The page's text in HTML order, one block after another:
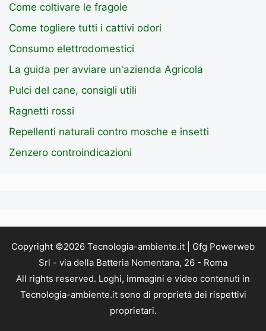
Come coltivare le fragole
Come togliere tutti i cattivi odori
Consumo elettrodomestici
La guida per avviare un'azienda Agricola
Pulci del cane, consigli utili
Ragnetti rossi
Repellenti naturali contro mosche e insetti
Zenzero controindicazioni
Copyright ©2026 Tecnologia-ambiente.it | Gfg Powerweb
Srl - via della Batteria Nomentana, 26 - Roma
All rights reserved. Loghi, immagini e video contenuti in
Tecnologia-ambiente.it sono di proprietà dei rispettivi
proprietari.